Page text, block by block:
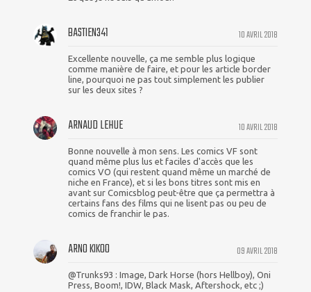
10 AVRIL 2018
BASTIEN341
Excellente nouvelle, ça me semble plus logique
comme manière de faire, et pour les article border
line, pourquoi ne pas tout simplement les publier
sur les deux sites ?
10 AVRIL 2018
ARNAUD LEHUE
Bonne nouvelle à mon sens. Les comics VF sont
quand même plus lus et faciles d'accès que les
comics VO (qui restent quand même un marché de
niche en France), et si les bons titres sont mis en
avant sur Comicsblog peut-être que ça permettra à
certains fans des films qui ne lisent pas ou peu de
comics de franchir le pas.
09 AVRIL 2018
ARNO KIKOO
@Trunks93 : Image, Dark Horse (hors Hellboy), Oni
Press, Boom!, IDW, Black Mask, Aftershock, etc ;)